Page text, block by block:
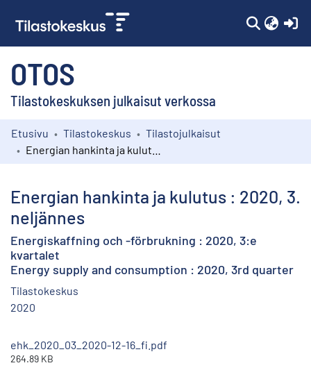
OTOS
Tilastokeskuksen julkaisut verkossa
Kokoelmat
Etusivu Tilastokeskus
Tilastojulkaisut
Energian hankinta ja kulutus : 2020, 3.
neljännes
Energiskaffning och -förbrukning : 2020, 3:e
kvartalet
Energy supply and consumption : 2020, 3rd quarter
Tilastokeskus
2020
ehk_2020_03_2020-12-16_fi.pdf
264.89 KB